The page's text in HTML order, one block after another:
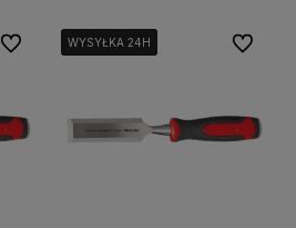
Do ulubionychWYSYŁKA 24H
WYSYŁKA 24H
WYSYŁKA 24H
WYSYŁKA 24H Do